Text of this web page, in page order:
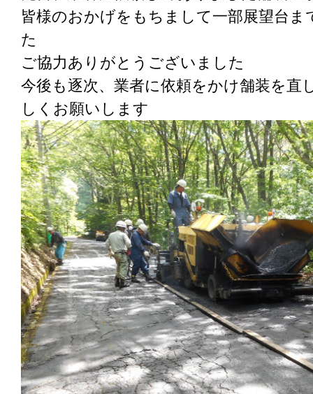
皆様のおかげをもちまして一部展望台
た
ご協力ありがとうございました
今後も逐次、業者に依頼をかけ舗装を
しくお願いします